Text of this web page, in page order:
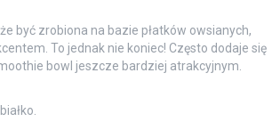
być zrobiona na bazie płatków owsianych,
To jednak nie koniec! Często dodaje się
bowl jeszcze bardziej atrakcyjnym.